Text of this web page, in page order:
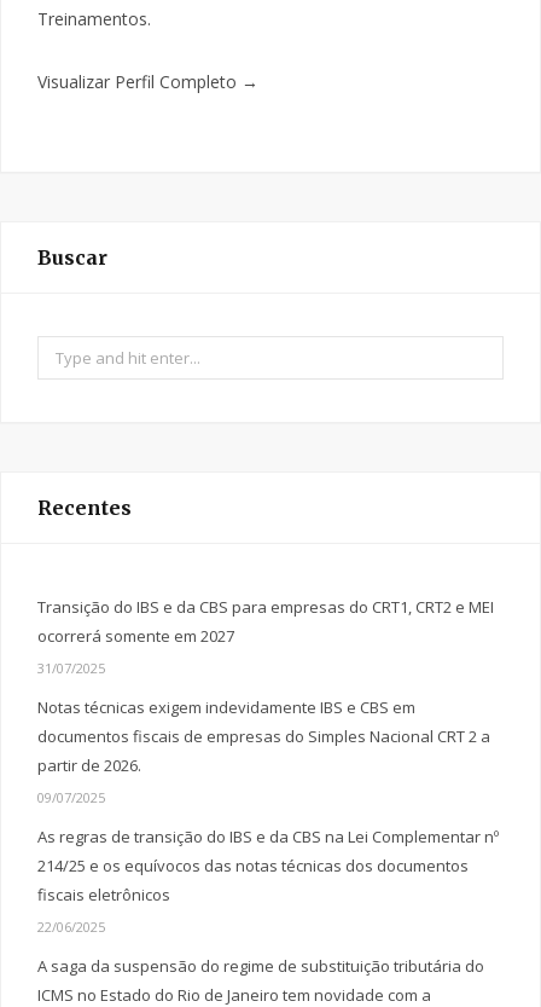
Treinamentos.
Visualizar Perfil Completo →
Buscar
Search
for:
Recentes
Transição do IBS e da CBS para empresas do CRT1, CRT2 e MEI
ocorrerá somente em 2027
31/07/2025
Notas técnicas exigem indevidamente IBS e CBS em
documentos fiscais de empresas do Simples Nacional CRT 2 a
partir de 2026.
09/07/2025
As regras de transição do IBS e da CBS na Lei Complementar nº
214/25 e os equívocos das notas técnicas dos documentos
fiscais eletrônicos
22/06/2025
A saga da suspensão do regime de substituição tributária do
ICMS no Estado do Rio de Janeiro tem novidade com a